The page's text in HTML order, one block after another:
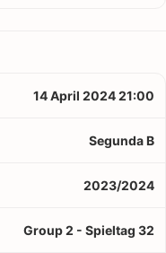
14 April 2024 21:00
Segunda B
2023/2024
Group 2 - Spieltag 32